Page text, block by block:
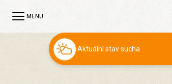
MENU
Aktuální stav sucha